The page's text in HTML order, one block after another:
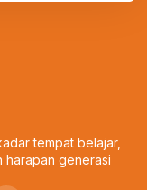
tempat belajar,
harapan generasi